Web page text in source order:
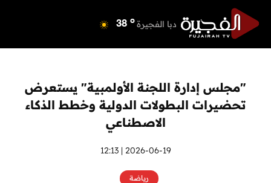
دبا الفجيرة 38 o
أم القيوين 39 o
راس الخيمة 38 o
o
"مجلس إدارة اللجنة الأولمبية" يستعرض
تحضيرات البطولات الدولية وخطط الذكاء
الاصطناعي
2026-06-19 | 12:13
رياضة